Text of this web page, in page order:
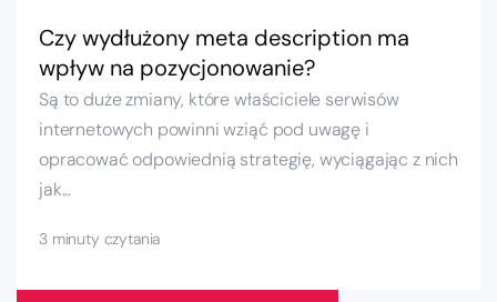
Czy wydłużony meta description ma
wpływ na pozycjonowanie?
Są to duże zmiany, które właściciele serwisów
internetowych powinni wziąć pod uwagę i
opracować odpowiednią strategię, wyciągając z nich
jak...
3 minuty czytania